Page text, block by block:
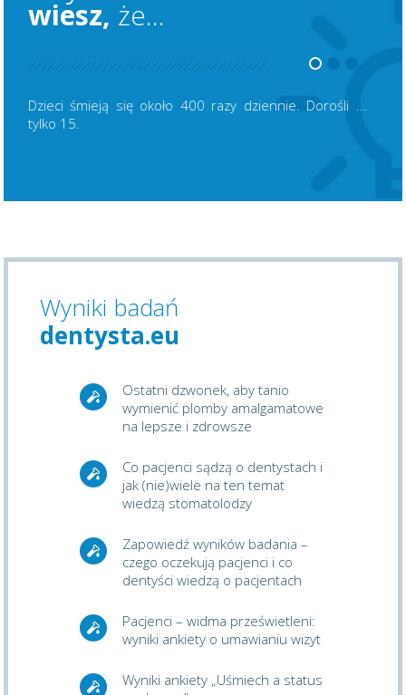
wiesz, że...
Dzieci śmieją się około 400 razy dziennie. Dorośli ...
tylko 15.
Wyniki badań
dentysta.eu
Ostatni dzwonek, aby tanio
wymienić plomby amalgamatowe
na lepsze i zdrowsze
Co pacjenci sądzą o dentystach i
jak (nie)wiele na ten temat
wiedzą stomatolodzy
Zapowiedź wyników badania –
czego oczekują pacjenci i co
dentyści wiedzą o pacjentach
Pacjenci – widma prześwietleni:
wyniki ankiety o umawianiu wizyt
Wyniki ankiety „Uśmiech a status